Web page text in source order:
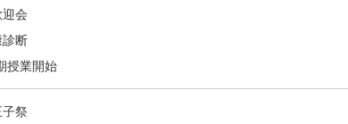
施設案内
大学院入
会
診断
授業開始
祭